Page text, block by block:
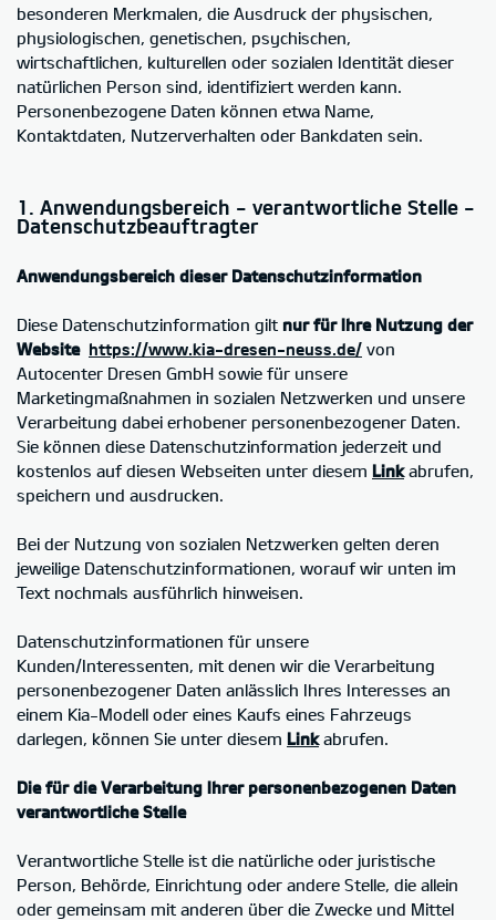
besonderen Merkmalen, die Ausdruck der physischen,
physiologischen, genetischen, psychischen,
wirtschaftlichen, kulturellen oder sozialen Identität dieser
natürlichen Person sind, identifiziert werden kann.
Personenbezogene Daten können etwa Name,
Kontaktdaten, Nutzerverhalten oder Bankdaten sein.
1. Anwendungsbereich - verantwortliche Stelle -
Datenschutzbeauftragter
Anwendungsbereich dieser Datenschutzinformation
Diese Datenschutzinformation gilt nur für Ihre Nutzung der
Website https://www.kia-dresen-neuss.de/ von
Autocenter Dresen GmbH sowie für unsere
Marketingmaßnahmen in sozialen Netzwerken und unsere
Verarbeitung dabei erhobener personenbezogener Daten.
Sie können diese Datenschutzinformation jederzeit und
kostenlos auf diesen Webseiten unter diesem Linkabrufen,
speichern und ausdrucken.
Bei der Nutzung von sozialen Netzwerken gelten deren
jeweilige Datenschutzinformationen, worauf wir unten im
Text nochmals ausführlich hinweisen.
Datenschutzinformationen für unsere
Kunden/Interessenten, mit denen wir die Verarbeitung
personenbezogener Daten anlässlich Ihres Interesses an
einem Kia-Modell oder eines Kaufs eines Fahrzeugs
darlegen, können Sie unter diesem Linkabrufen.
Die für die Verarbeitung Ihrer personenbezogenen Daten
verantwortliche Stelle
Verantwortliche Stelle ist die natürliche oder juristische
Person, Behörde, Einrichtung oder andere Stelle, die allein
oder gemeinsam mit anderen über die Zwecke und Mittel